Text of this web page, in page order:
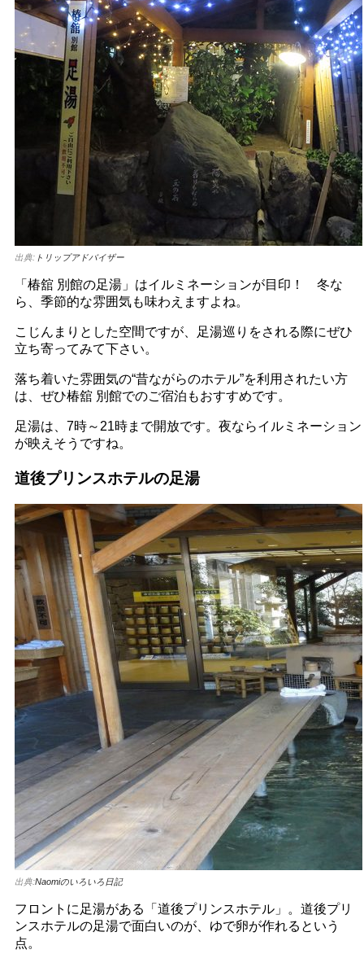
出典: トリップアドバイザー
「椿舘 別館の足湯」はイルミネーションが目印！ 冬な
ら、季節的な雰囲気も味わえますよね。
こじんまりとした空間ですが、足湯巡りをされる際にぜひ
立ち寄ってみて下さい。
落ち着いた雰囲気の“昔ながらのホテル”を利用されたい方
は、ぜひ椿舘 別館でのご宿泊もおすすめです。
足湯は、7時～21時まで開放です。夜ならイルミネーション
が映えそうですね。
道後プリンスホテルの足湯
出典:Naomiのいろいろ日記
フロントに足湯がある「道後プリンスホテル」。道後プリ
ンスホテルの足湯で面白いのが、ゆで卵が作れるという
点。